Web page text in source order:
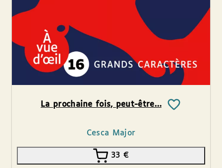
La prochaine fois, peut-être…
Cesca Major
33 €